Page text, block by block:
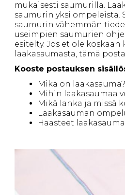
mukaisesti saumurilla.
saumurin yksi ompeleista.
saumurin vähemmän
useimpien saumurien
esitelty. Jos et ole koskaan
laakasaumasta, tämä
Kooste postauksen
Mikä on laakasauma?
Mihin laakasaumaa
Mikä lanka ja missä
Laakasauman
Haasteet